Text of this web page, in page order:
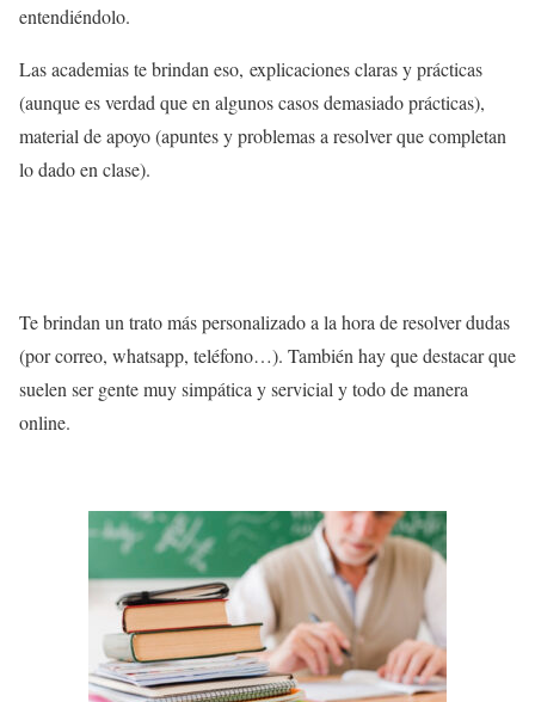
entendiéndolo.
Las academias te brindan eso, explicaciones claras y prácticas
(aunque es verdad que en algunos casos demasiado prácticas),
material de apoyo (apuntes y problemas a resolver que completan
lo dado en clase).
Te brindan un trato más personalizado a la hora de resolver dudas
(por correo, whatsapp, teléfono…). También hay que destacar que
suelen ser gente muy simpática y servicial y todo de manera
online.